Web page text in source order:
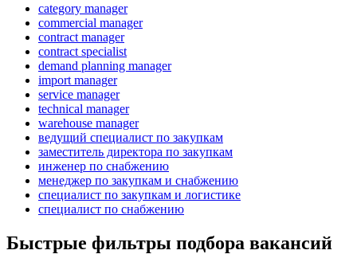
category manager
commercial manager
contract manager
contract specialist
demand planning manager
import manager
service manager
technical manager
warehouse manager
ведущий специалист по закупкам
заместитель директора по закупкам
инженер по снабжению
менеджер по закупкам и снабжению
специалист по закупкам и логистике
специалист по снабжению
Быстрые фильтры подбора вакансий